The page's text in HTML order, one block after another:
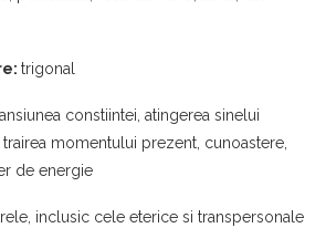
trigonal
constiintei, atingerea sinelui
momentului prezent, cunoastere,
de energie
inclusic cele eterice si transpersonale